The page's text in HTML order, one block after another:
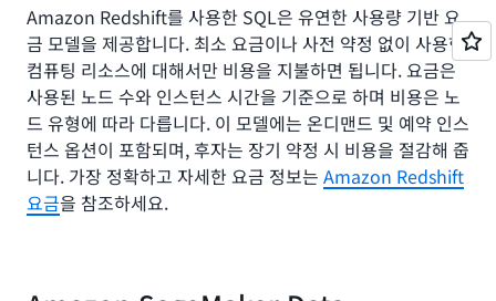
Amazon Redshift를 사용한 SQL은 유연한 사용량 기반 요
금 모델을 제공합니다. 최소 요금이나 사전 약정 없이 사용한
컴퓨팅 리소스에 대해서만 비용을 지불하면 됩니다. 요금은
사용된 노드 수와 인스턴스 시간을 기준으로 하며 비용은 노
드 유형에 따라 다릅니다. 이 모델에는 온디맨드 및 예약 인스
턴스 옵션이 포함되며, 후자는 장기 약정 시 비용을 절감해 줍
니다. 가장 정확하고 자세한 요금 정보는 Amazon Redshift
요금을 참조하세요.